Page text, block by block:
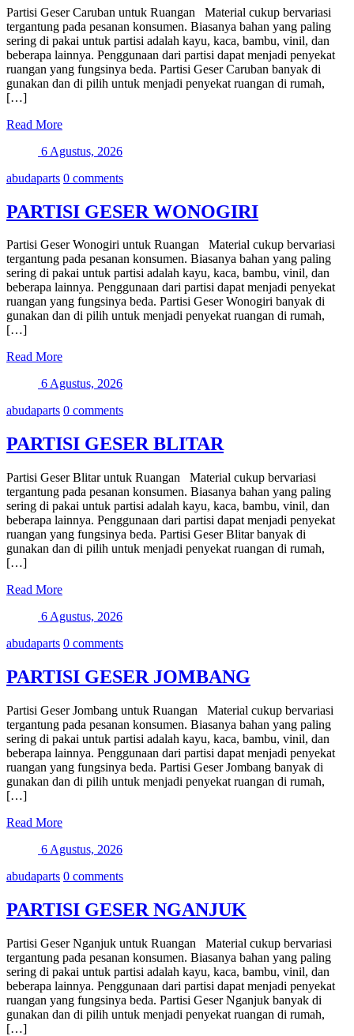
Partisi Geser Caruban untuk Ruangan Material cukup bervariasi
tergantung pada pesanan konsumen. Biasanya bahan yang paling
sering di pakai untuk partisi adalah kayu, kaca, bambu, vinil, dan
beberapa lainnya. Penggunaan dari partisi dapat menjadi penyekat
ruangan yang fungsinya beda. Partisi Geser Caruban banyak di
gunakan dan di pilih untuk menjadi penyekat ruangan di rumah,
[…]
Read More
6 Agustus, 2026
abudaparts 0 comments
PARTISI GESER WONOGIRI
Partisi Geser Wonogiri untuk Ruangan Material cukup bervariasi
tergantung pada pesanan konsumen. Biasanya bahan yang paling
sering di pakai untuk partisi adalah kayu, kaca, bambu, vinil, dan
beberapa lainnya. Penggunaan dari partisi dapat menjadi penyekat
ruangan yang fungsinya beda. Partisi Geser Wonogiri banyak di
gunakan dan di pilih untuk menjadi penyekat ruangan di rumah,
[…]
Read More
6 Agustus, 2026
abudaparts 0 comments
PARTISI GESER BLITAR
Partisi Geser Blitar untuk Ruangan Material cukup bervariasi
tergantung pada pesanan konsumen. Biasanya bahan yang paling
sering di pakai untuk partisi adalah kayu, kaca, bambu, vinil, dan
beberapa lainnya. Penggunaan dari partisi dapat menjadi penyekat
ruangan yang fungsinya beda. Partisi Geser Blitar banyak di
gunakan dan di pilih untuk menjadi penyekat ruangan di rumah,
[…]
Read More
6 Agustus, 2026
abudaparts 0 comments
PARTISI GESER JOMBANG
Partisi Geser Jombang untuk Ruangan Material cukup bervariasi
tergantung pada pesanan konsumen. Biasanya bahan yang paling
sering di pakai untuk partisi adalah kayu, kaca, bambu, vinil, dan
beberapa lainnya. Penggunaan dari partisi dapat menjadi penyekat
ruangan yang fungsinya beda. Partisi Geser Jombang banyak di
gunakan dan di pilih untuk menjadi penyekat ruangan di rumah,
[…]
Read More
6 Agustus, 2026
abudaparts 0 comments
PARTISI GESER NGANJUK
Partisi Geser Nganjuk untuk Ruangan Material cukup bervariasi
tergantung pada pesanan konsumen. Biasanya bahan yang paling
sering di pakai untuk partisi adalah kayu, kaca, bambu, vinil, dan
beberapa lainnya. Penggunaan dari partisi dapat menjadi penyekat
ruangan yang fungsinya beda. Partisi Geser Nganjuk banyak di
gunakan dan di pilih untuk menjadi penyekat ruangan di rumah,
[…]